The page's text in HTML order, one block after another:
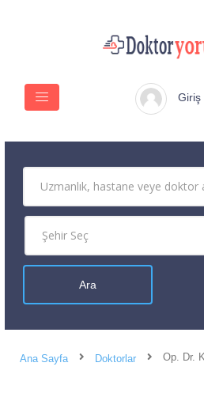
Giriş
Ana Sayfa Doktorlar Op. Dr.